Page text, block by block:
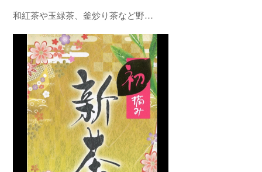
和紅茶や玉緑茶、釜炒り茶など野…